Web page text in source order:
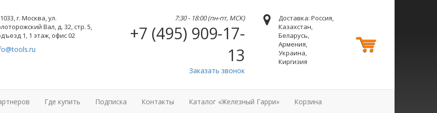
г. Москва, ул.
Вал, д. 32, стр. 5,
1, 1 этаж, офис 02
7:30 - 18:00 (пн-пт, МСК)
+7 (495) 909-17-
13
Заказать звонок
Доставка: Россия,
Казахстан,
Беларусь,
Армения,
Украина,
Киргизия
Где купить Подписка Контакты Каталог «Железный Гарри» Корзина